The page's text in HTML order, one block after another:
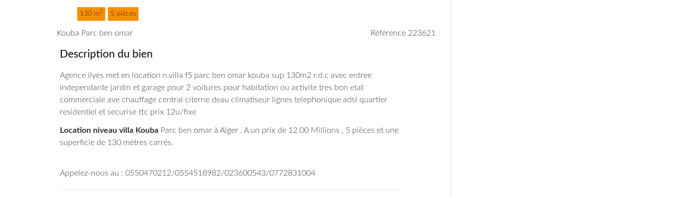
130 m2 5 pièces
Kouba Parc ben omar Référence 223621
Description du bien
Agence ilyes met en location n.villa f5 parc ben omar kouba sup 130m2 r.d.c avec entree
independante jardin et garage pour 2 voitures pour habitation ou activite tres bon etat
commerciale ave chauffage central citerne deau climatiseur lignes telephonique adsl quartier
residentiel et securise ttc prix 12u/fixe
Location niveau villa Kouba Parc ben omar à Alger . A un prix de 12.00 Millions , 5 pièces et une
superficie de 130 mètres carrés.
Appelez-nous au : 0550470212/0554518982/023600543/0772831004